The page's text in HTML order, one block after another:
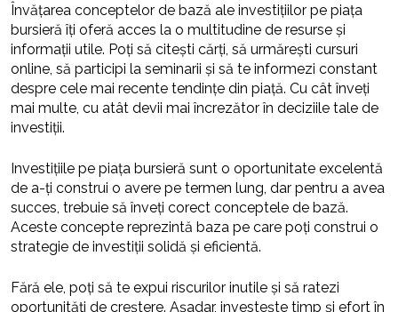
Învățarea conceptelor de bază ale investițiilor pe piața
bursieră îți oferă acces la o multitudine de resurse și
informații utile. Poți să citești cărți, să urmărești cursuri
online, să participi la seminarii și să te informezi constant
despre cele mai recente tendințe din piață. Cu cât înveți
mai multe, cu atât devii mai încrezător în deciziile tale de
investiții.
Investițiile pe piața bursieră sunt o oportunitate excelentă
de a-ți construi o avere pe termen lung, dar pentru a avea
succes, trebuie să înveți corect conceptele de bază.
Aceste concepte reprezintă baza pe care poți construi o
strategie de investiții solidă și eficientă.
Fără ele, poți să te expui riscurilor inutile și să ratezi
oportunități de creștere. Așadar, investește timp și efort în